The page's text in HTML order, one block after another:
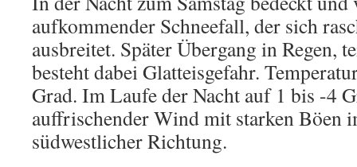
aufkommender Schneefall, der sich
ausbreitet. Später Übergang in Regen,
besteht dabei Glatteisgefahr.
Grad. Im Laufe der Nacht auf 1 bis -4
auffrischender Wind mit starken Böen
südwestlicher Richtung.